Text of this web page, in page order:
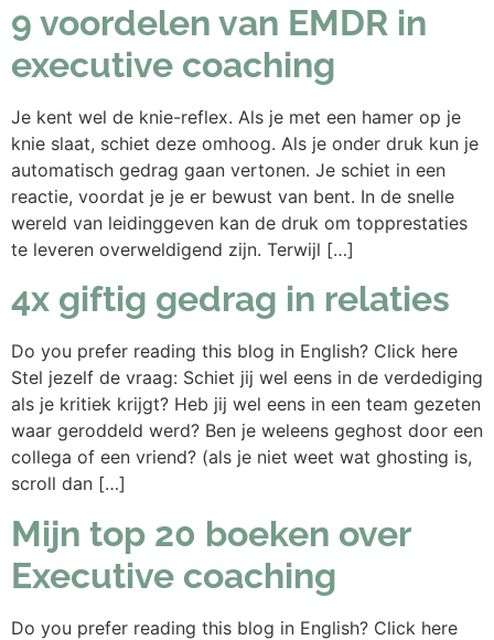
9 voordelen van EMDR in
executive coaching
Je kent wel de knie-reflex. Als je met een hamer op je
knie slaat, schiet deze omhoog. Als je onder druk kun je
automatisch gedrag gaan vertonen. Je schiet in een
reactie, voordat je je er bewust van bent. In de snelle
wereld van leidinggeven kan de druk om topprestaties
te leveren overweldigend zijn. Terwijl […]
4x giftig gedrag in relaties
Do you prefer reading this blog in English? Click here
Stel jezelf de vraag: Schiet jij wel eens in de verdediging
als je kritiek krijgt? Heb jij wel eens in een team gezeten
waar geroddeld werd? Ben je weleens geghost door een
collega of een vriend? (als je niet weet wat ghosting is,
scroll dan […]
Mijn top 20 boeken over
Executive coaching
Do you prefer reading this blog in English? Click here